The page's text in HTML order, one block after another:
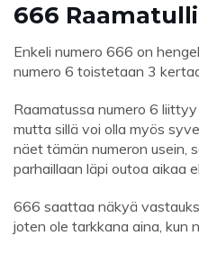
666
Enkeli numero 666 on
numero 6 toistetaan 3
Raamatussa numero 6
mutta sillä voi olla myös
näet tämän numeron usein,
parhaillaan läpi outoa aikaa
666 saattaa näkyä
joten ole tarkkana aina, kun